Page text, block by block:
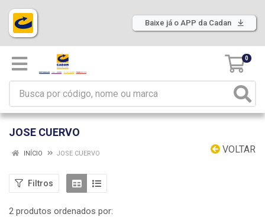
Baixe já o APP da Cadan
0
JOSE CUERVO
VOLTAR
INÍCIO JOSE CUERVO
Filtros
2 produtos ordenados por: